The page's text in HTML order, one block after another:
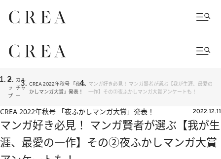
ト
ッ
プ
カル
チャ
ー
CREA 2022年秋号 「夜ふ
かしマンガ大賞」発表！
マンガ好き必見！ マンガ賢者が選ぶ【我が生涯、最愛の
一作】その②夜ふかしマンガ大賞アンケートも！
CREA 2022年秋号 「夜ふかしマンガ大賞」発表！ 2022.12.11
マンガ好き必見！ マンガ賢者が選ぶ【我が生
涯、最愛の一作】その②夜ふかしマンガ大賞